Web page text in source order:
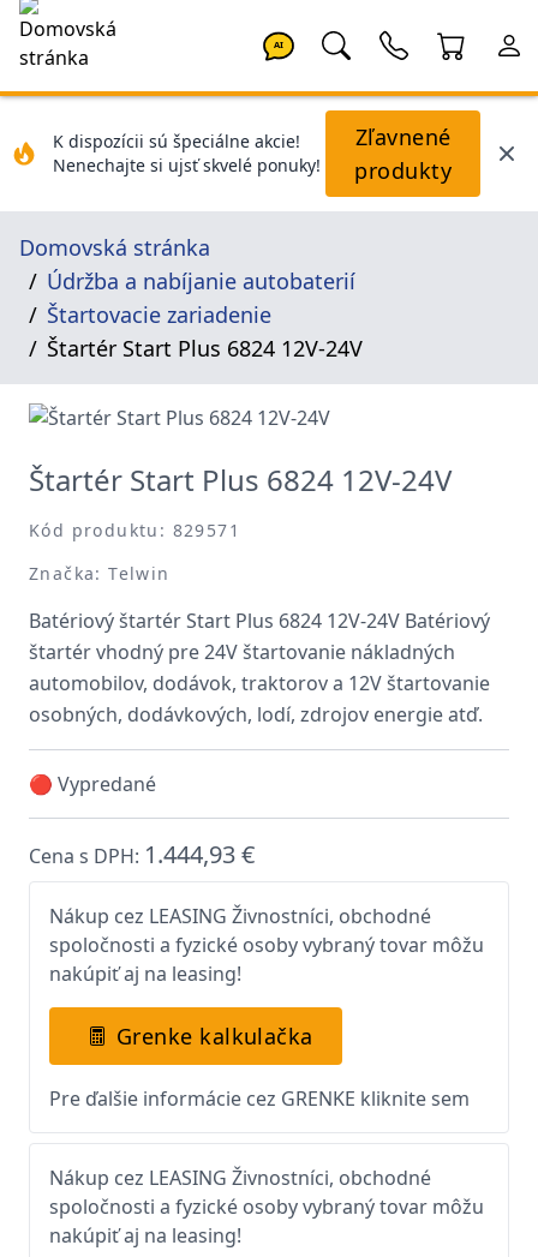
AI
K dispozícii sú špeciálne akcie!
Nenechajte si ujsť skvelé ponuky!
Zľavnené
produkty
Domovská stránka
Údržba a nabíjanie autobaterií
Štartovacie zariadenie
Štartér Start Plus 6824 12V-24V
Štartér Start Plus 6824 12V-24V
Kód produktu: 829571
Značka: Telwin
Batériový štartér Start Plus 6824 12V-24V Batériový
štartér vhodný pre 24V štartovanie nákladných
automobilov, dodávok, traktorov a 12V štartovanie
osobných, dodávkových, lodí, zdrojov energie atď.
🔴 Vypredané
Cena s DPH: 1.444,93 €
Nákup cez LEASING Živnostníci, obchodné
spoločnosti a fyzické osoby vybraný tovar môžu
nakúpiť aj na leasing!
Grenke kalkulačka
Pre ďalšie informácie cez GRENKE kliknite sem
Nákup cez LEASING Živnostníci, obchodné
spoločnosti a fyzické osoby vybraný tovar môžu
nakúpiť aj na leasing!